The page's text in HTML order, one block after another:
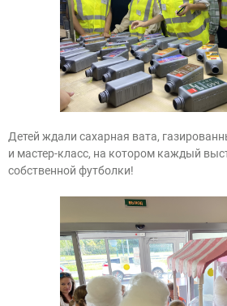
Детей ждали сахарная вата,
и мастер-класс, на котором каждый
собственной футболки!